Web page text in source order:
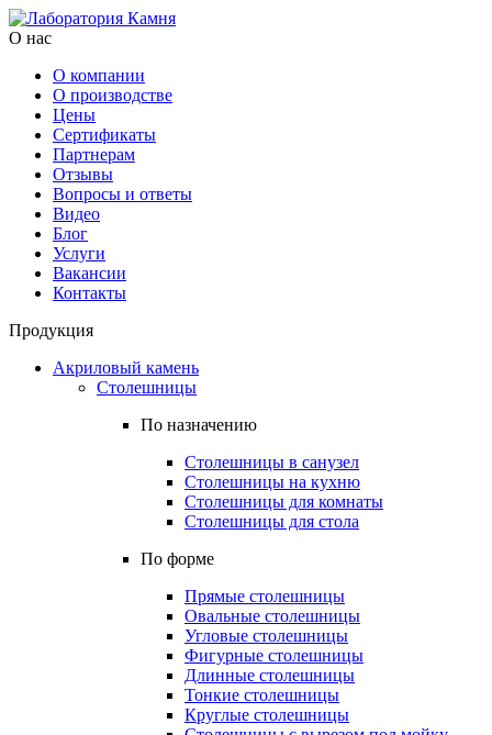
О нас
О компании
О производстве
Цены
Cертификаты
Партнерам
Отзывы
Вопросы и ответы
Видео
Блог
Услуги
Вакансии
Контакты
Продукция
Акриловый камень
Столешницы
По назначению
Столешницы в санузел
Столешницы на кухню
Столешницы для комнаты
Столешницы для стола
По форме
Прямые столешницы
Овальные столешницы
Угловые столешницы
Фигурные столешницы
Длинные столешницы
Тонкие столешницы
Круглые столешницы